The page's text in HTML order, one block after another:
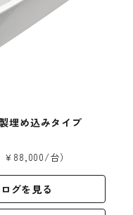
埋め込みタイプ
88,000/台）
グを見る